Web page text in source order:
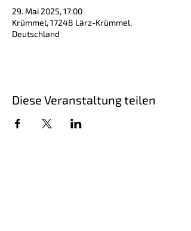
29. Mai 2025, 17:00
Krümmel, 17248 Lärz-Krümmel,
Deutschland
Diese Veranstaltung teilen